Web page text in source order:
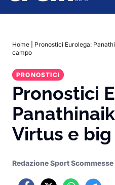
Home
Pronostici Eurolega:
campo
PRONOSTICI
Pronostici
Virtus e
Redazione Sport Scommesse